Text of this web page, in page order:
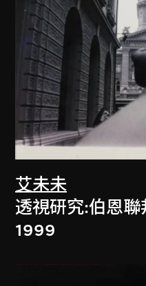
艾未未
透視研究:伯恩聯
1999